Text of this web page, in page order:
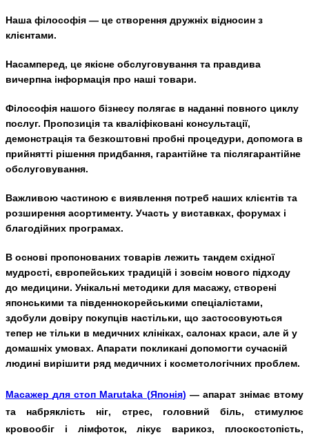
Наша філософія — це створення дружніх відносин з
клієнтами.
Насамперед, це якісне обслуговування та правдива
вичерпна інформація про наші товари.
Філософія нашого бізнесу полягає в наданні повного циклу
послуг. Пропозиція та кваліфіковані консультації,
демонстрація та безкоштовні пробні процедури, допомога в
прийнятті рішення придбання, гарантійне та післягарантійне
обслуговування.
Важливою частиною є виявлення потреб наших клієнтів та
розширення асортименту. Участь у виставках, форумах і
благодійних програмах.
В основі пропонованих товарів лежить тандем східної
мудрості, європейських традицій і зовсім нового підходу
до медицини. Унікальні методики для масажу, створені
японськими та південнокорейськими спеціалістами,
здобули довіру покупців настільки, що застосовуються
тепер не тільки в медичних клініках, салонах краси, але й у
домашніх умовах. Апарати покликані допомогти сучасній
людині вирішити ряд медичних і косметологічних проблем.
Масажер для стоп Marutaka (Японія) — апарат знімає втому
та
набряклість ніг, стрес, головний біль,стимулює
кровообіг
і лімфоток,лікує варикоз, плоскостопість,